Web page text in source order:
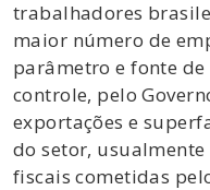
trabalhadores
maior número de
parâmetro e fonte
controle, pelo
exportações e
do setor,
fiscais cometidas